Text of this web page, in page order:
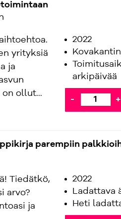
yrityksiä
ja
ollut...
2022
arkipäivää
- +
parempiin
Tiedätkö,
arvo?
ja
2022
Ladattava
Heti